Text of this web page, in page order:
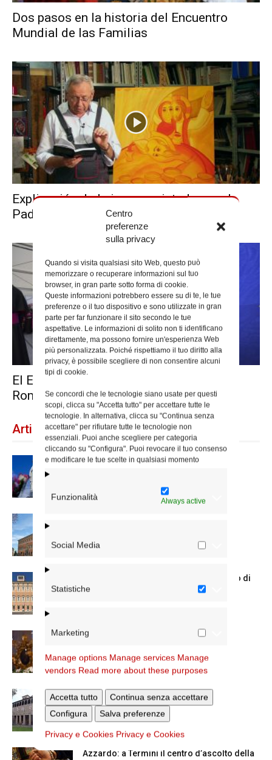
Centro
preferenze
sulla privacy
Quando si visita qualsiasi sito Web, questo può
memorizzare o recuperare informazioni sul tuo
browser, in gran parte sotto forma di cookie.
Queste informazioni potrebbero essere su di te, le tue
preferenze o il tuo dispositivo e sono utilizzate in gran
parte per far funzionare il sito secondo le tue
aspettative. Le informazioni di solito non ti identificano
direttamente, ma possono fornire un'esperienza Web
più personalizzata. Poiché rispettiamo il tuo diritto alla
privacy, è possibile scegliere di non consentire alcuni
tipi di cookie.
Se concordi che le tecnologie siano usate per questi
scopi, clicca su "Accetta tutto" per accettare tutte le
tecnologie. In alternativa, clicca su "Continua senza
accettare" per rifiutare tutte le tecnologie non
essenziali. Puoi anche scegliere per categoria
cliccando su "Configura". Puoi revocare il tuo consenso
e modificare le tue scelte in qualsiasi momento
Funzionalità Always active
Social Media
Statistiche
Marketing
Manage options Manage services Manage
vendors Read more about these purposes
Accetta tutto
Continua senza accettare
Configura
Salva preferenze
Privacy e Cookies Privacy e Cookies
Dos pasos en la historia del Encuentro
Mundial de las Familias
Explicación de la imagen pintada por el
Padre Marko Ivan Rupnik
El Encuentro Mundial de las Familias en
Roma aplazado hasta 2022
Articoli recenti
Dal 28 al 31 agosto il pellegrinaggio
Chiusura estiva degli Uffici del Vicariato di
Roma
La Madonna della Neve a Santa Maria
La Giornata mondiale dei nonni e degli
anziani: l’omelia del cardinale...
Azzardo: a Termini il centro d’ascolto della